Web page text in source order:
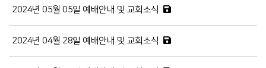
2024년 05월 05일 예배안내 및 교회소식
2024년 04월 28일 예배안내 및 교회소식